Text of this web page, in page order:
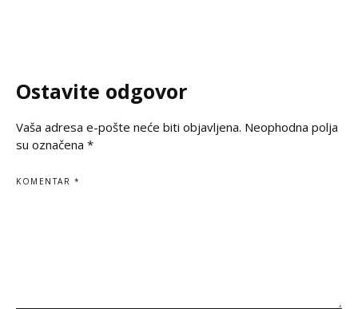
Ostavite odgovor
Vaša adresa e-pošte neće biti objavljena. Neophodna polja
su označena *
KOMENTAR *